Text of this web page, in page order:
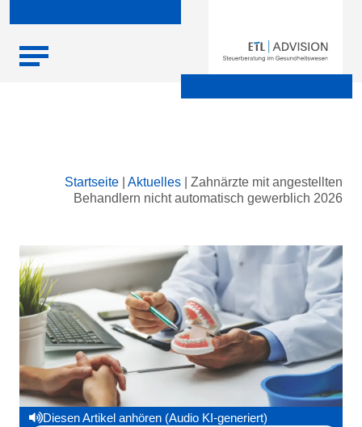
Startseite Aktuelles
Zahnärzte mit angestellten
Behandlern nicht automatisch gewerblich 2026
Diesen Artikel anhören (Audio KI-generiert)